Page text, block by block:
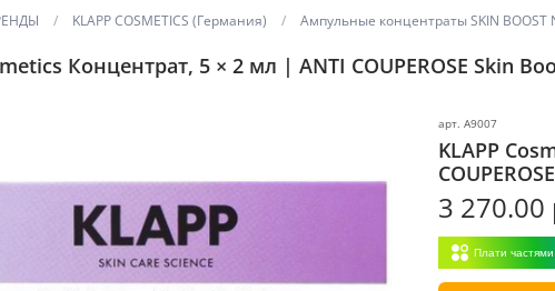
KLAPP COSMETICS (Германия) Ампульные концентраты SKIN BOOST
Концентрат, 5 × 2 мл | ANTI COUPEROSE Skin
арт. A9007
KLAPP
3 270.00
Плати частями